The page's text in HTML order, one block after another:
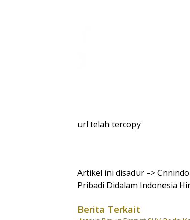
url telah tercopy
Artikel ini disadur –>
Pribadi Didalam Indonesia
Berita Terkait